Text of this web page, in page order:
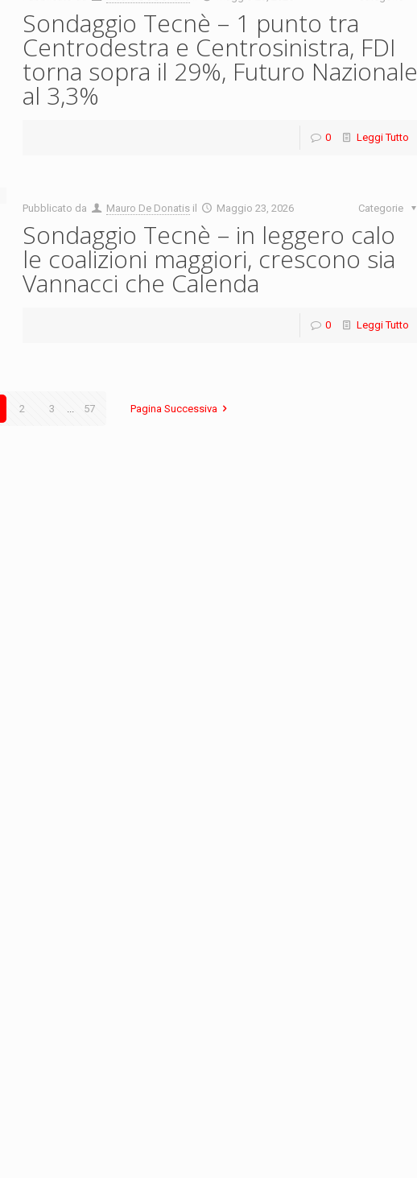
Sondaggio Tecnè – 1 punto tra
Centrodestra e Centrosinistra, FDI
torna sopra il 29%, Futuro Nazionale
al 3,3%
0 Leggi Tutto
Pubblicato da Mauro De Donatis il Maggio 23, 2026 Categorie
Sondaggio Tecnè – in leggero calo
le coalizioni maggiori, crescono sia
Vannacci che Calenda
0 Leggi Tutto
2 3 ... 57 Pagina Successiva